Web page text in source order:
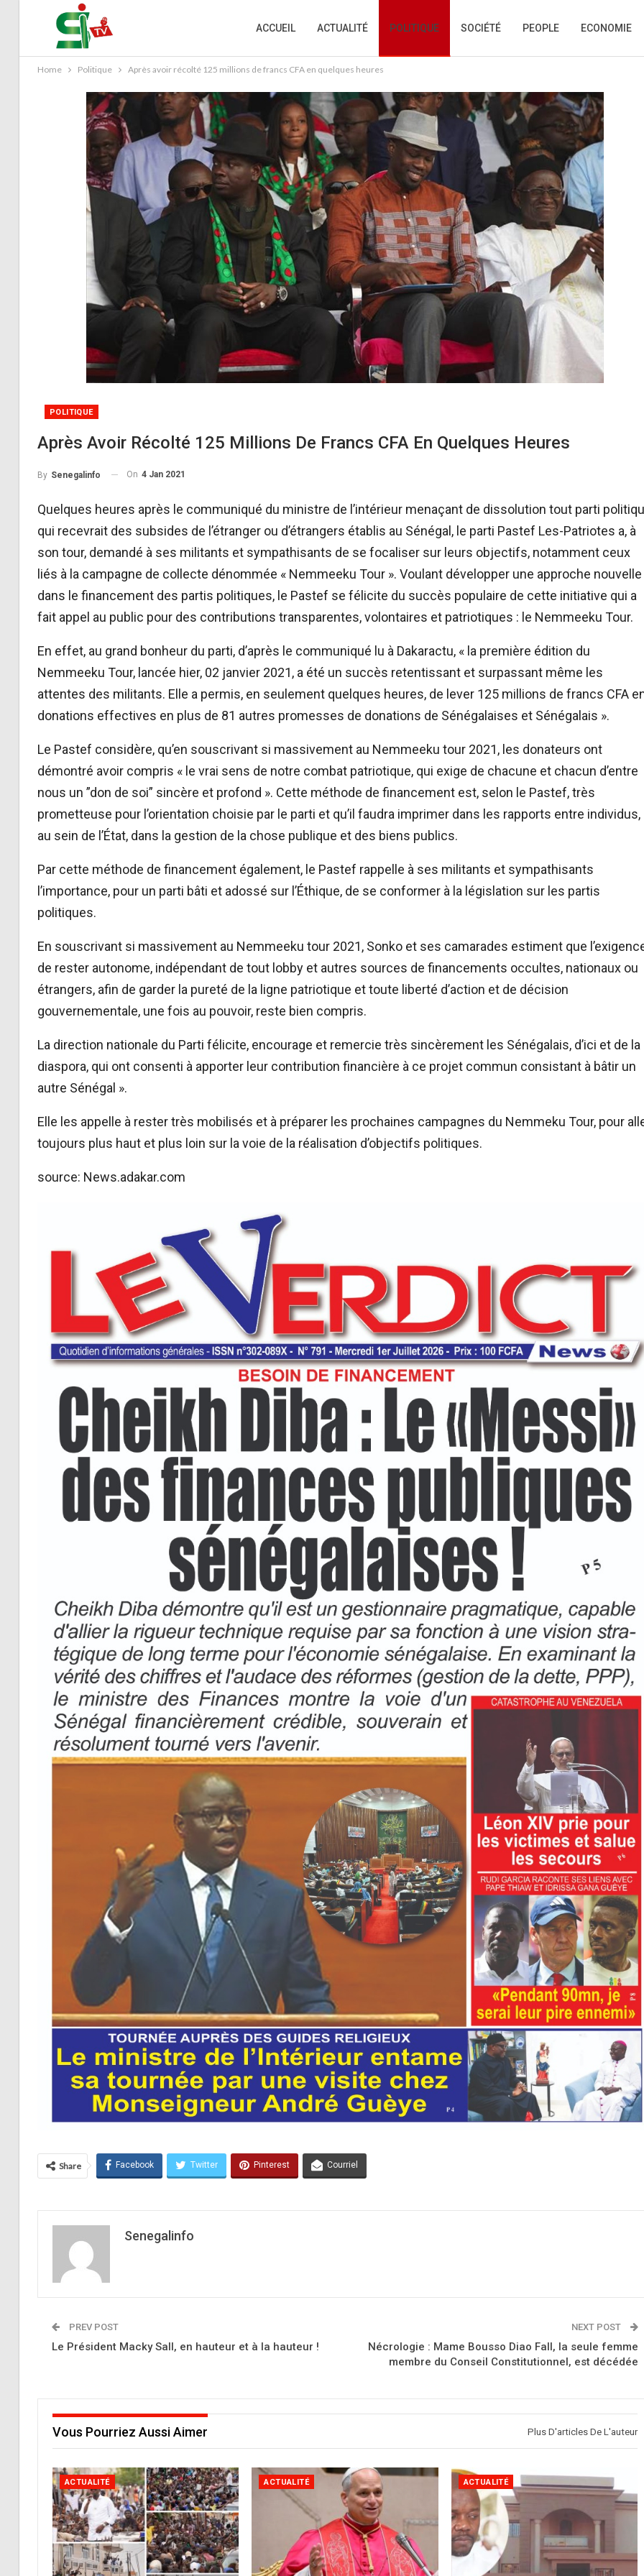
ACCUEIL ACTUALITÉ POLITIQUE SOCIÉTÉ PEOPLE ECONOMIE
Home Politique Après avoir récolté 125 millions de francs CFA en quelques heures
POLITIQUE
Après Avoir Récolté 125 Millions De Francs CFA En Quelques Heures
By Senegalinfo On 4 Jan 2021
Quelques heures après le communiqué du ministre de l’intérieur menaçant de dissolution tout parti
qui recevrait des subsides de l’étranger ou d’étrangers établis au Sénégal, le parti Pastef Les-Patriotes a, à
son tour, demandé à ses militants et sympathisants de se focaliser sur leurs objectifs, notamment ceux
liés à la campagne de collecte dénommée « Nemmeeku Tour ». Voulant développer une approche nouvelle
dans le financement des partis politiques, le Pastef se félicite du succès populaire de cette initiative qui a
fait appel au public pour des contributions transparentes, volontaires et patriotiques : le Nemmeeku Tour.
En effet, au grand bonheur du parti, d’après le communiqué lu à Dakaractu, « la première édition du
Nemmeeku Tour, lancée hier, 02 janvier 2021, a été un succès retentissant et surpassant même les
attentes des militants. Elle a permis, en seulement quelques heures, de lever 125 millions de francs CFA
donations effectives en plus de 81 autres promesses de donations de Sénégalaises et Sénégalais ».
Le Pastef considère, qu’en souscrivant si massivement au Nemmeeku tour 2021, les donateurs ont
démontré avoir compris « le vrai sens de notre combat patriotique, qui exige de chacune et chacun d’entre
nous un ”don de soi” sincère et profond ». Cette méthode de financement est, selon le Pastef, très
prometteuse pour l’orientation choisie par le parti et qu’il faudra imprimer dans les rapports entre individus,
au sein de l’État, dans la gestion de la chose publique et des biens publics.
Par cette méthode de financement également, le Pastef rappelle à ses militants et sympathisants
l’importance, pour un parti bâti et adossé sur l’Éthique, de se conformer à la législation sur les partis
politiques.
En souscrivant si massivement au Nemmeeku tour 2021, Sonko et ses camarades estiment que
de rester autonome, indépendant de tout lobby et autres sources de financements occultes, nationaux ou
étrangers, afin de garder la pureté de la ligne patriotique et toute liberté d’action et de décision
gouvernementale, une fois au pouvoir, reste bien compris.
La direction nationale du Parti félicite, encourage et remercie très sincèrement les Sénégalais, d’ici et de la
diaspora, qui ont consenti à apporter leur contribution financière à ce projet commun consistant à bâtir un
autre Sénégal ».
Elle les appelle à rester très mobilisés et à préparer les prochaines campagnes du Nemmeku Tour, pour
toujours plus haut et plus loin sur la voie de la réalisation d’objectifs politiques.
source: News.adakar.com
Share Facebook Twitter Pinterest Courriel
Senegalinfo
PREV POST
Le Président Macky Sall, en hauteur et à la hauteur !
NEXT POST
Nécrologie : Mame Bousso Diao Fall, la seule femme
membre du Conseil Constitutionnel, est décédée
Vous Pourriez Aussi Aimer Plus D'articles De L'auteur
ACTUALITÉ ACTUALITÉ ACTUALITÉ